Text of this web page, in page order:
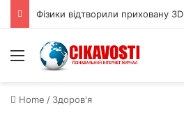
Menu
Home / Здоров'я